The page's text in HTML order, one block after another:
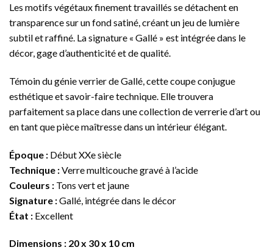
Les motifs végétaux finement travaillés se détachent en
transparence sur un fond satiné, créant un jeu de lumière
subtil et raffiné. La signature « Gallé » est intégrée dans le
décor, gage d’authenticité et de qualité.
Témoin du génie verrier de Gallé, cette coupe conjugue
esthétique et savoir-faire technique. Elle trouvera
parfaitement sa place dans une collection de verrerie d’art ou
en tant que pièce maîtresse dans un intérieur élégant.
Époque : Début XXe siècle
Technique :Verre multicouche gravé à l’acide
Couleurs : Tons vert et jaune
Signature :Gallé, intégrée dans le décor
État : Excellent
Dimensions : 20 x 30 x 10 cm